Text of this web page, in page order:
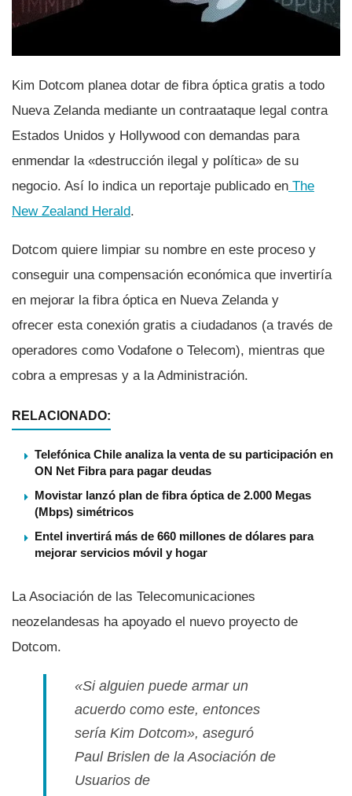
Kim Dotcom planea dotar de fibra óptica gratis a todo
Nueva Zelanda mediante un contraataque legal contra
Estados Unidos y Hollywood con demandas para
enmendar la «destrucción ilegal y polí­tica» de su
negocio. Así­ lo indica un reportaje publicado en The
New Zealand Herald.
Dotcom quiere limpiar su nombre en este proceso y
conseguir una compensación económica que invertirí­a
en mejorar la fibra óptica en Nueva Zelanda y
ofrecer esta conexión gratis a ciudadanos (a través de
operadores como Vodafone o Telecom), mientras que
cobra a empresas y a la Administración.
RELACIONADO:
Telefónica Chile analiza la venta de su participación en
ON Net Fibra para pagar deudas
Movistar lanzó plan de fibra óptica de 2.000 Megas
(Mbps) simétricos
Entel invertirá más de 660 millones de dólares para
mejorar servicios móvil y hogar
La Asociación de las Telecomunicaciones
neozelandesas ha apoyado el nuevo proyecto de
Dotcom.
«Si alguien puede armar un
acuerdo como este, entonces
serí­a Kim Dotcom», aseguró
Paul Brislen de la Asociación de
Usuarios de